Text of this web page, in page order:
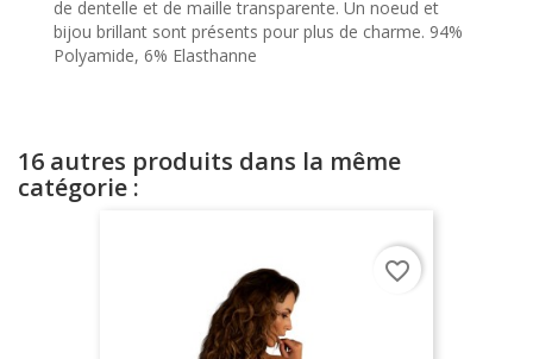
de dentelle et de maille transparente. Un noeud et
bijou brillant sont présents pour plus de charme. 94%
Polyamide, 6% Elasthanne
16 autres produits dans la même
catégorie :
favorite_border